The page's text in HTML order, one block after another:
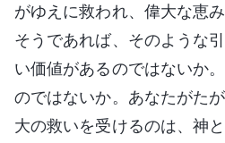
がゆえに救われ、偉大な恵
そうであれば、そのような
い価値があるのではないか
のではないか。あなたがた
大の救いを受けるのは、神